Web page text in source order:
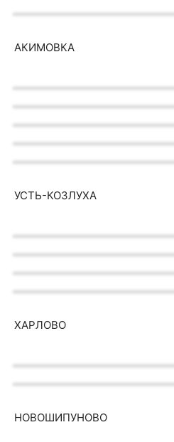
АКИМОВКА
УСТЬ-КОЗЛУХА
ХАРЛОВО
НОВОШИПУНОВО